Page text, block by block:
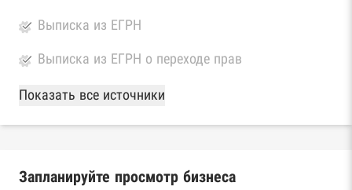
Выписка из ЕГРН
Выписка из ЕГРН о переходе прав
База Росстата
Реестры ЕГРЮЛ и ЕГРИП Федеральной
Реестр государственных контрактов
Показать все источники
Запланируйте просмотр бизнеса